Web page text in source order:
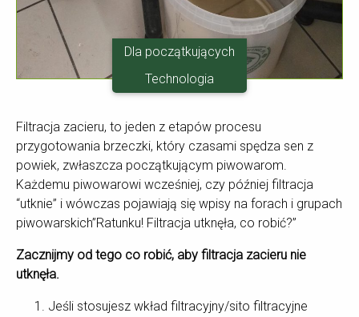
Dla początkujących
Technologia
Filtracja zacieru, to jeden z etapów procesu
przygotowania brzeczki, który czasami spędza sen z
powiek, zwłaszcza początkującym piwowarom.
Każdemu piwowarowi wcześniej, czy później filtracja
“utknie” i wówczas pojawiają się wpisy na forach i grupach
piwowarskich”Ratunku! Filtracja utknęła, co robić?”
Zacznijmy od tego co robić, aby filtracja zacieru nie
utknęła.
Jeśli stosujesz wkład filtracyjny/sito filtracyjne